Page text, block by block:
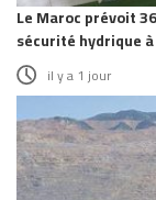
Le Maroc prévoit
sécurité hydrique
il y a 1 jour